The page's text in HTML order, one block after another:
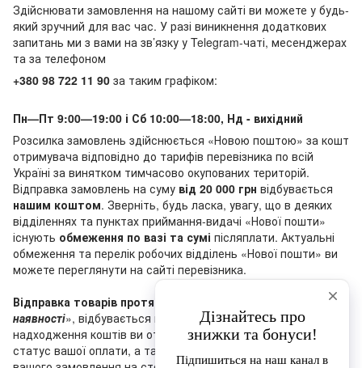
Здійснювати замовлення на нашому сайті ви можете у будь-
який зручний для вас час. У разі виникнення додаткових
запитань ми з вами на зв’язку у Telegram-чаті, месенджерах
та за телефоном
+380 98 722 11 90 за таким графіком:
Пн—Пт 9:00—19:00 і Сб 10:00—18:00, Нд - вихідний
Розсилка замовлень здійснюється «Новою поштою» за кошт
отримувача відповідно до тарифів перевізника по всій
Україні за винятком тимчасово окупованих територій.
Відправка замовлень на суму від 20 000 грн відбувається
нашим коштом. Зверніть, будь ласка, увагу, що в деяких
відділеннях та пунктах приймання-видачі «Нової пошти»
існують обмеження по вазі та сумі післяплати. Актуальні
обмеження та перелік робочих відділень «Нової пошти» ви
можете переглянути на сайті перевізника.
Відправка товарів протягом 1-3 днів
, що мають статус «
наявності», відбувається після оплати замовлення (після
надходження коштів ви отримаєте лист, що підтверджує
статус вашої оплати, а також ви побачите зміну статусу